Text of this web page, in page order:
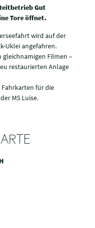
Gut
Tore öffnet.
wird auf der
Uklei angefahren.
gleichnamigen Filmen –
restaurierten Anlage
Fahrkarten für die
MS Luise.